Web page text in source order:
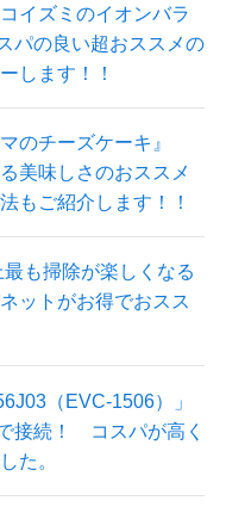
イズミのイオンバラ
パの良い超おススメの
します！！
のチーズケーキ』
美味しさのおススメ
ご紹介します！！
も掃除が楽しくなる
ットがお得でおスス
（EVC-1506）」
接続！ コスパが高く
た。